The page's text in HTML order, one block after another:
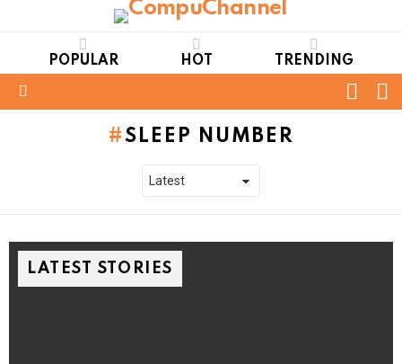
POPULAR HOT TRENDING
SLEEP NUMBER
LATEST STORIES